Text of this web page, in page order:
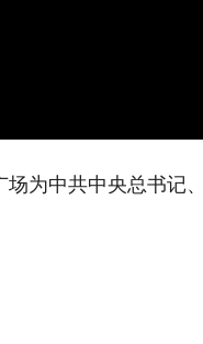
为中共中央总书记